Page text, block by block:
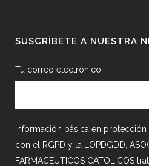
SUSCRÍBETE A NUESTRA
Tu correo electrónico
Información básica en
con el RGPD y la LOPDGDD,
FARMACEUTICOS CATOLICOS